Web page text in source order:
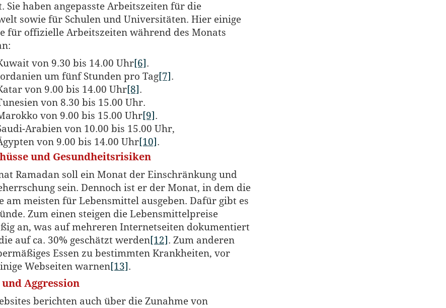
Sie haben angepasste Arbeitszeiten für die
sowie für Schulen und Universitäten. Hier einige
für offizielle Arbeitszeiten während des Monats
von 9.30 bis 14.00 Uhr[6] .
um fünf Stunden pro Tag[7] .
von 9.00 bis 14.00 Uhr[8] .
von 8.30 bis 15.00 Uhr.
von 9.00 bis 15.00 Uhr[9] .
Arabien von 10.00 bis 15.00 Uhr,
von 9.00 bis 14.00 Uhr[10] .
und Gesundheitsrisiken
Ramadan soll ein Monat der Einschränkung und
sein. Dennoch ist er der Monat, in dem die
am meisten für Lebensmittel ausgeben. Dafür gibt es
Zum einen steigen die Lebensmittelpreise
an, was auf mehreren Internetseiten dokumentiert
auf ca. 30% geschätzt werden[12] . Zum anderen
Essen zu bestimmten Krankheiten, vor
Webseiten warnen[13] .
Aggression
berichten auch über die Zunahme von